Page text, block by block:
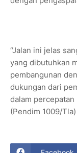
“Jalan ini jelas
yang dibutuhkan
pembangunan
dukungan dari
dalam percepatan
(Pendim 1009/Tla)